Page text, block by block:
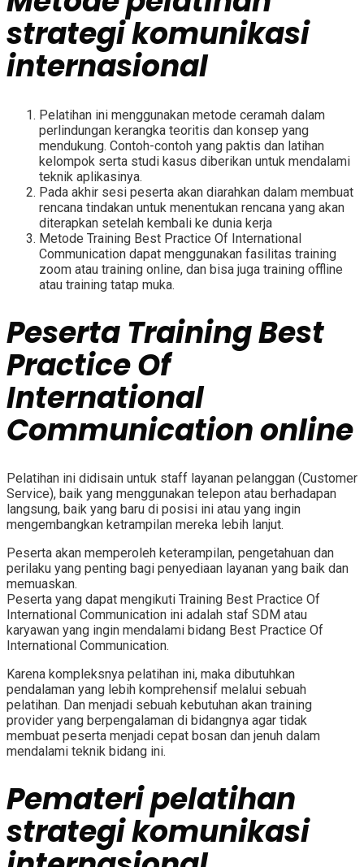
strategi komunikasi
internasional
Pelatihan ini menggunakan metode ceramah dalam
perlindungan kerangka teoritis dan konsep yang
mendukung. Contoh-contoh yang paktis dan latihan
kelompok serta studi kasus diberikan untuk mendalami
teknik aplikasinya.
Pada akhir sesi peserta akan diarahkan dalam membuat
rencana tindakan untuk menentukan rencana yang akan
diterapkan setelah kembali ke dunia kerja
Metode Training Best Practice Of International
Communication dapat menggunakan fasilitas training
zoom atau training online, dan bisa juga training offline
atau training tatap muka.
PesertaTraining Best
Practice Of
International
Communicationonline
Pelatihan ini didisain untuk staff layanan pelanggan (Customer
Service), baik yang menggunakan telepon atau berhadapan
langsung, baik yang baru di posisi ini atau yang ingin
mengembangkan ketrampilan mereka lebih lanjut.
Peserta akan memperoleh keterampilan, pengetahuan dan
perilaku yang penting bagi penyediaan layanan yang baik dan
memuaskan.
Peserta yang dapat mengikuti Training Best Practice Of
International Communication ini adalah staf SDM atau
karyawan yang ingin mendalami bidang Best Practice Of
International Communication.
Karena kompleksnya pelatihan ini, maka dibutuhkan
pendalaman yang lebih komprehensif melalui sebuah
pelatihan. Dan menjadi sebuah kebutuhan akan training
provider yang berpengalaman di bidangnya agar tidak
membuat peserta menjadi cepat bosan dan jenuh dalam
mendalami teknik bidang ini.
Pemateripelatihan
strategi komunikasi